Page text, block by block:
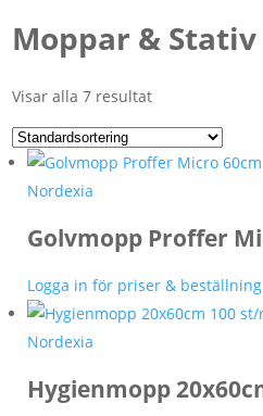
Moppar & Stativ
Visar alla 7 resultat
Nordexia
Golvmopp Proffer
Logga in för priser &
Nordexia
Hygienmopp